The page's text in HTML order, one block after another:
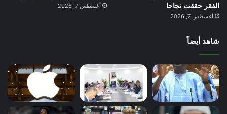
الفقر حققت نجاحا
أغسطس 7, 2026
أغسطس 7, 2026
شاهد أيضاً